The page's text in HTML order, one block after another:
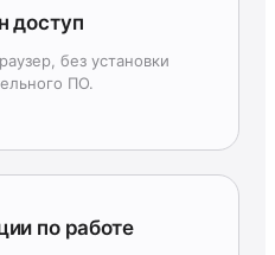
доступ
без установки
ПО.
по работе